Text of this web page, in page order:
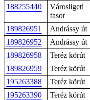
188255440
Városligeti
fasor
189826951 Andrássy út
189826952
Andrássy út
189826958
Teréz körút
189826959
Teréz körút
195263388
Teréz körút
195263390
Teréz körút